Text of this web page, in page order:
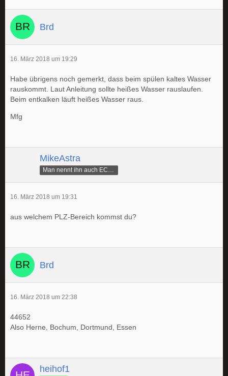
Brd
16. März 2018 um 19:29
Habe übrigens noch gemerkt, dass beim spülen kaltes Wasser
rauskommt. Laut Anleitung sollte heißes Wasser rauslaufen.
Beim entkalken läuft heißes Wasser raus.
Mfg
MikeAstra
16. März 2018 um 19:31
aus welchem PLZ-Bereich kommst du?
Brd
16. März 2018 um 22:38
44652
Also Herne, Bochum, Dortmund, Essen
heihof1